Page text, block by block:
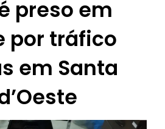
preso em
por tráfico
em Santa